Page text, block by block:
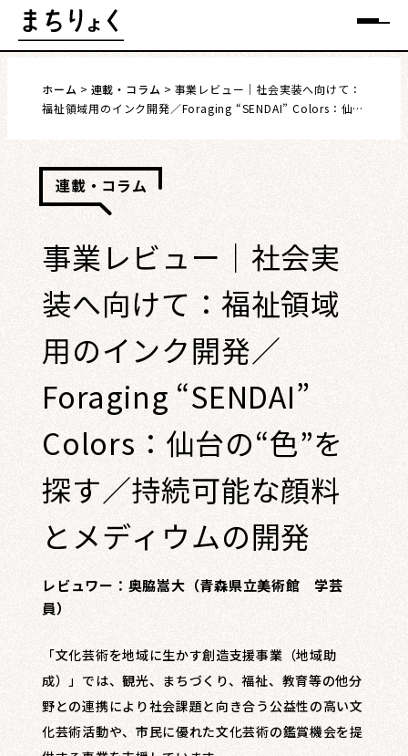
Skip
to
メニュー
インタビュー
連載・コラム
レビュー・レコメンド
まちりょくについて
ホーム 連載・コラム
事業レビュー｜社会実装へ向けて：
福祉領域用のインク開発／Foraging “SENDAI” Colors：仙台
連載・コラム
事業レビュー｜社会実
装へ向けて：福祉領域
用のインク開発／
Foraging “SENDAI”
Colors：仙台の“色”を
探す／持続可能な顔料
とメディウムの開発
レビュワー：奥脇嵩大（青森県立美術館 学芸
員）
「文化芸術を地域に生かす創造支援事業（地域助
成）」では、観光、まちづくり、福祉、教育等の他分
野との連携により社会課題と向き合う公益性の高い文
化芸術活動や、市民に優れた文化芸術の鑑賞機会を提